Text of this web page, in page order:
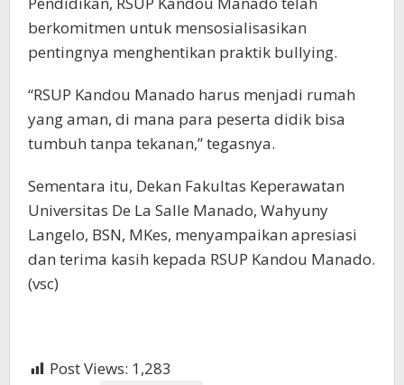
berkomitmen untuk mensosialisasikan
pentingnya menghentikan praktik bullying.
“RSUP Kandou Manado harus menjadi rumah
yang aman, di mana para peserta didik bisa
tumbuh tanpa tekanan,” tegasnya.
Sementara itu, Dekan Fakultas Keperawatan
Universitas De La Salle Manado, Wahyuny
Langelo, BSN, MKes, menyampaikan apresiasi
dan terima kasih kepada RSUP Kandou Manado.
(vsc)
Post Views: 1,283